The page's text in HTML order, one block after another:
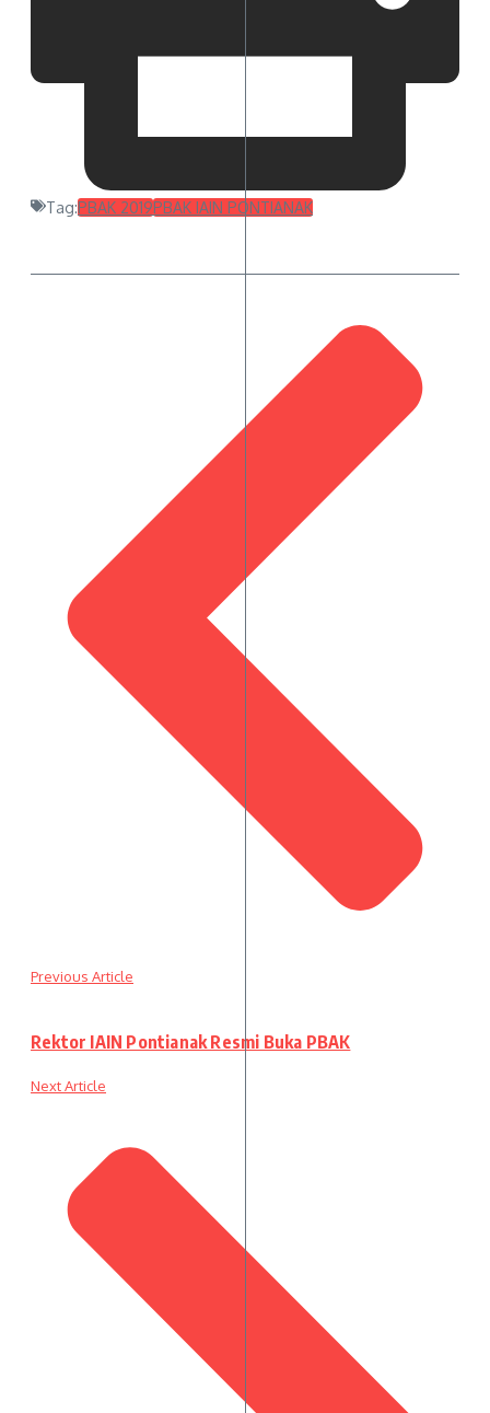
Tag:PBAK 2019PBAK IAIN PONTIANAK
Previous Article
Rektor IAIN Pontianak Resmi Buka PBAK
Next Article